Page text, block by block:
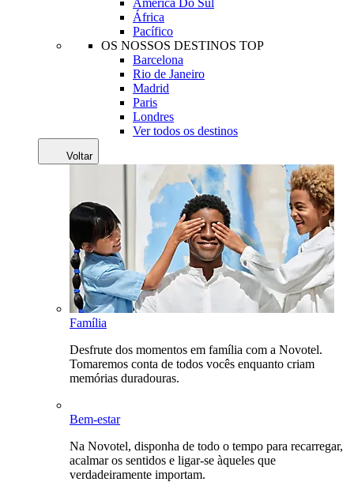
América Do Sul
África
Pacífico
OS NOSSOS DESTINOS TOP
Barcelona
Rio de Janeiro
Madrid
Paris
Londres
Ver todos os destinos
Voltar
Família
Desfrute dos momentos em família com a Novotel.
Tomaremos conta de todos vocês enquanto criam
memórias duradouras.
Bem-estar
Na Novotel, disponha de todo o tempo para recarregar,
acalmar os sentidos e ligar-se àqueles que
verdadeiramente importam.